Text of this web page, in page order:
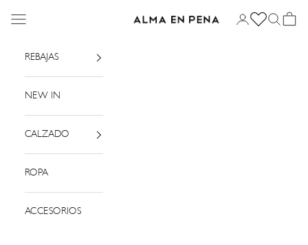
Alma en Pena
Menú Iniciar sesión
Buscar
Cesta
REBAJAS
NEW IN
CALZADO
ROPA
ACCESORIOS